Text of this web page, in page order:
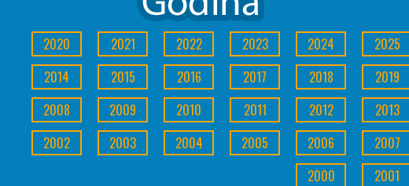
2025
2024
2023
2022
2021
2020
2019
2018
2017
2016
2015
2014
2013
2012
2011
2010
2009
2008
2007
2006
2005
2004
2003
2002
2001
2000